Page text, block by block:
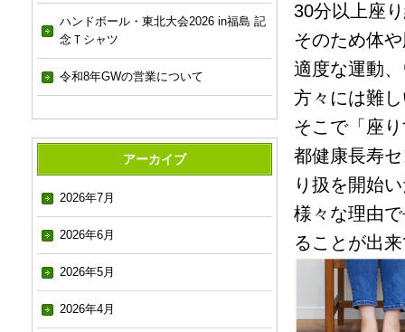
ハンドボール・東北大会2026 in福島 記
念Ｔシャツ
令和8年GWの営業について
アーカイブ
2026年7月
2026年6月
2026年5月
2026年4月
30分以上座
そのため体
適度な運動
方々には難
そこで「座
都健康長寿
り扱を開始
様々な理由
ることが出